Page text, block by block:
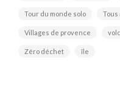
Tour du monde solo Tous
Villages de provence
Zéro déchet île